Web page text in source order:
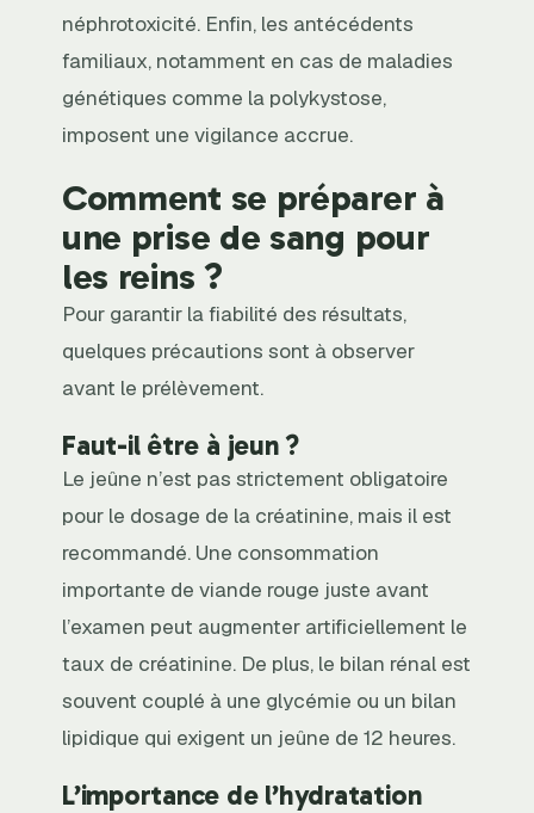
néphrotoxicité. Enfin, les antécédents
familiaux, notamment en cas de maladies
génétiques comme la polykystose,
imposent une vigilance accrue.
Comment se préparer à
une prise de sang pour
les reins ?
Pour garantir la fiabilité des résultats,
quelques précautions sont à observer
avant le prélèvement.
Faut-il être à jeun ?
Le jeûne n’est pas strictement obligatoire
pour le dosage de la créatinine, mais il est
recommandé. Une consommation
importante de viande rouge juste avant
l’examen peut augmenter artificiellement le
taux de créatinine. De plus, le bilan rénal est
souvent couplé à une glycémie ou un bilan
lipidique qui exigent un jeûne de 12 heures.
L’importance de l’hydratation